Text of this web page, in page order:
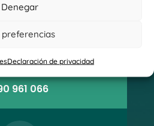
Denegar
Declaración de privacidad
408 586
961 066